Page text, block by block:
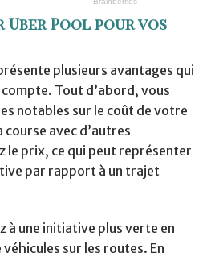
Pool pour vos
plusieurs avantages qui
Tout d’abord, vous
notables sur le coût de votre
avec d’autres
le prix, ce qui peut représenter
par rapport à un trajet
à une initiative plus verte en
sur les routes. En